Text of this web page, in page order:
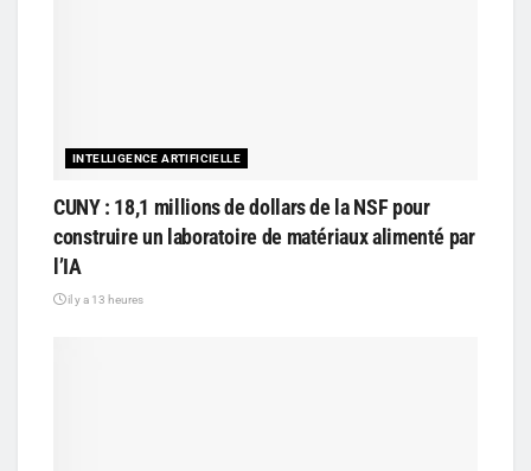
INTELLIGENCE ARTIFICIELLE
CUNY : 18,1 millions de dollars de la NSF pour
construire un laboratoire de matériaux alimenté par
l’IA
il y a 13 heures